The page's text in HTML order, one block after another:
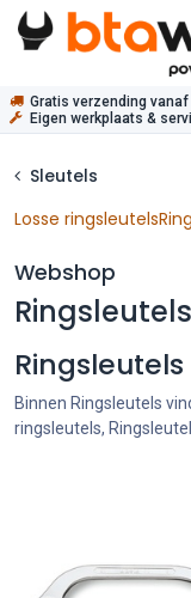
Overslaan naar inhoud
Gratis verzending vanaf
Eigen werkplaats &
Sleutels
Losse ringsleutels
Webshop
Ringsleutels
Ringsleutels
Binnen Ringsleutels
ringsleutels,